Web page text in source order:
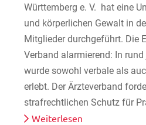
Württemberg e. V. hat eine
und körperlichen Gewalt in
Mitglieder durchgeführt. Die
Verband alarmierend: In
wurde sowohl verbale als
erlebt. Der Ärzteverband
strafrechtlichen Schutz für
Weiterlesen